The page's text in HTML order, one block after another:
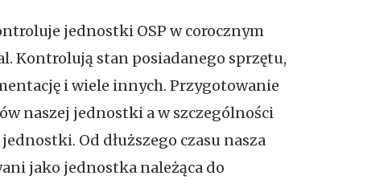
jednostki OSP w corocznym
Kontrolują stan posiadanego sprzętu,
i wiele innych. Przygotowanie
naszej jednostki a w szczególności
Od dłuższego czasu nasza
jako jednostka należąca do